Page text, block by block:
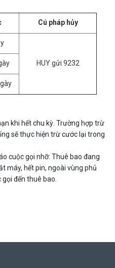
Cú pháp hủy
HUY gửi 9232
khi hết chu kỳ. Trường hợp trừ
sẽ thực hiện trừ cước lại trong
cuộc gọi nhỡ: Thuê bao đang
máy, hết pin, ngoài vùng phủ
đến thuê bao.